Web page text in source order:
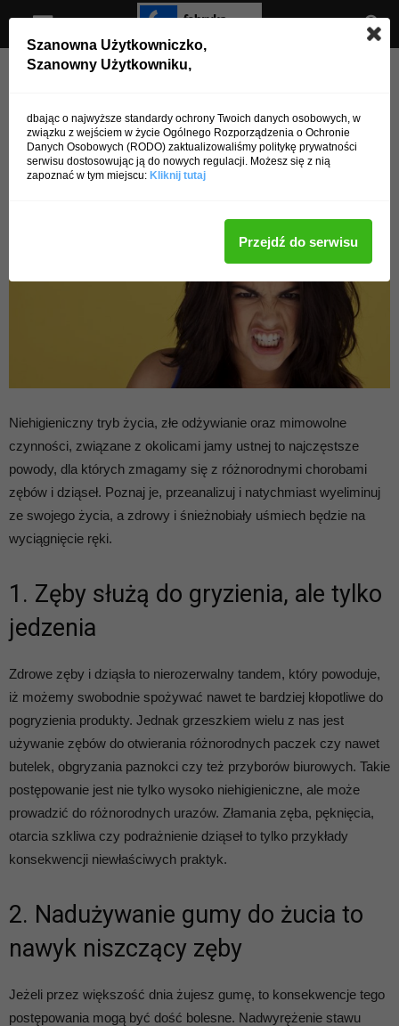
Strona główna Zęby
Poznaj 5 nawyków, które
niszczą twoje zęby
Niehigieniczny tryb życia, złe odżywianie oraz mimowolne
czynności, związane z okolicami jamy ustnej to najczęstsze
powody, dla których zmagamy się z różnorodnymi chorobami
zębów i dziąseł. Poznaj je, przeanalizuj i natychmiast wyeliminuj
ze swojego życia, a zdrowy i śnieżnobiały uśmiech będzie na
wyciągnięcie ręki.
1. Zęby służą do gryzienia, ale tylko
jedzenia
Zdrowe zęby i dziąsła to nierozerwalny tandem, który powoduje,
iż możemy swobodnie spożywać nawet te bardziej kłopotliwe do
pogryzienia produkty. Jednak grzeszkiem wielu z nas jest
używanie zębów do otwierania różnorodnych paczek czy nawet
butelek, obgryzania paznokci czy też przyborów biurowych. Takie
postępowanie jest nie tylko wysoko niehigieniczne, ale może
prowadzić do różnorodnych urazów. Złamania zęba, pęknięcia,
otarcia szkliwa czy podrażnienie dziąseł to tylko przykłady
konsekwencji niewłaściwych praktyk.
2. Nadużywanie gumy do żucia to
nawyk niszczący zęby
Jeżeli przez większość dnia żujesz gumę, to konsekwencje tego
postępowania mogą być dość bolesne. Nadwyrężenie stawu
Szanowna Użytkowniczko,
Szanowny Użytkowniku,
dbając o najwyższe standardy ochrony Twoich danych osobowych, w
związku z wejściem w życie Ogólnego Rozporządzenia o Ochronie
Danych Osobowych (RODO) zaktualizowaliśmy politykę prywatności
serwisu dostosowując ją do nowych regulacji. Możesz się z nią
zapoznać w tym miejscu: Kliknij tutaj
Przejdź do serwisu